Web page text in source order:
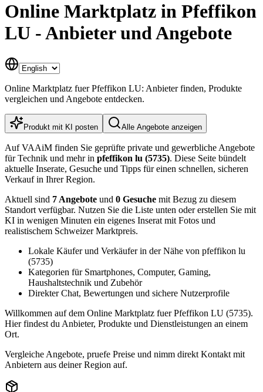
Online Marktplatz in Pfeffikon
LU - Anbieter und Angebote
Online Marktplatz fuer Pfeffikon LU: Anbieter finden, Produkte
vergleichen und Angebote entdecken.
Produkt mit KI posten Alle Angebote anzeigen
Auf VAAiM finden Sie geprüfte private und gewerbliche Angebote
für Technik und mehr in pfeffikon lu (5735). Diese Seite bündelt
aktuelle Inserate, Gesuche und Tipps für einen schnellen, sicheren
Verkauf in Ihrer Region.
Aktuell sind 7 Angebote und 0 Gesuche mit Bezug zu diesem
Standort verfügbar. Nutzen Sie die Liste unten oder erstellen Sie mit
KI in wenigen Minuten ein eigenes Inserat mit Fotos und
realistischem Schweizer Marktpreis.
Lokale Käufer und Verkäufer in der Nähe von pfeffikon lu
(5735)
Kategorien für Smartphones, Computer, Gaming,
Haushaltstechnik und Zubehör
Direkter Chat, Bewertungen und sichere Nutzerprofile
Willkommen auf dem Online Marktplatz fuer Pfeffikon LU (5735).
Hier findest du Anbieter, Produkte und Dienstleistungen an einem
Ort.
Vergleiche Angebote, pruefe Preise und nimm direkt Kontakt mit
Anbietern aus deiner Region auf.